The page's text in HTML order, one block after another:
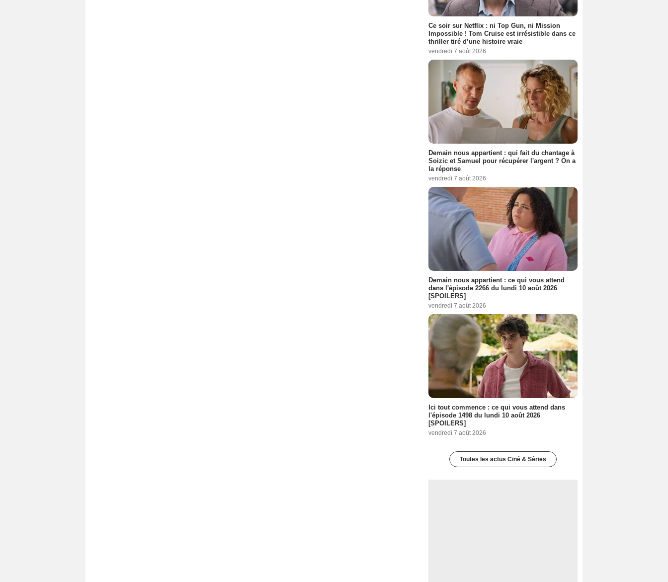
Ce soir sur Netflix : ni Top Gun, ni Mission
Impossible ! Tom Cruise est irrésistible dans ce
thriller tiré d’une histoire vraie
vendredi 7 août 2026
Demain nous appartient : qui fait du chantage à
Soizic et Samuel pour récupérer l'argent ? On a
la réponse
vendredi 7 août 2026
Demain nous appartient : ce qui vous attend
dans l'épisode 2266 du lundi 10 août 2026
[SPOILERS]
vendredi 7 août 2026
Ici tout commence : ce qui vous attend dans
l'épisode 1498 du lundi 10 août 2026
[SPOILERS]
vendredi 7 août 2026
Toutes les actus Ciné & Séries